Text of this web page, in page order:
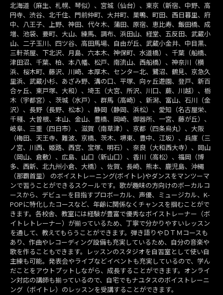
北海道（麻生、札幌、琴似）、宮城（仙台）、東京（新宿、中野、高
円寺、渋谷、北千住、門前仲町、大井町、巣鴨、町田、西日暮里、府
中、八王子、上野、神田、代々木、蒲田、原宿、恵比寿、飯田橋、成
増、池袋、要町、大山、練馬、調布、浜田山、経堂、五反田、武蔵小
山、二子玉川、四ツ谷、高田馬場、自由が丘、武蔵小金井、中目黒、
三軒茶屋、下北沢、月島、六本木、神保町、水道橋）、千葉（船橋、
津田沼、千葉、柏、本八幡、松戸、南流山、西船橋）、神奈川（横
浜、桜木町、藤沢、川崎、本厚木、センター北、鷺沼、鶴見、京急久
里浜、武蔵小杉、あざみ野、溝の口、平塚、向ヶ丘遊園、登戸、新百
合ヶ丘、東戸塚、大和）、埼玉（大宮、所沢、川口、蕨、川越）、栃
木（宇都宮）、茨城（水戸）、群馬（高崎）、新潟、富山、石川（金
沢）、長野（長野、松本）、静岡（静岡、浜松）、愛知（名古屋栄、
千種、大曽根、本山、金山、豊橋、岡崎、御器所、一宮、藤が丘）、
岐阜、三重（四日市）、滋賀（南草津）、京都（四条烏丸）、大阪
（梅田、天王寺、難波、京橋、茨木、堺東、豊中、江坂）、兵庫（三
ノ宮、川西、姫路、西宮、宝塚、明石）、奈良（大和西大寺）、岡山
（岡山、倉敷）、広島、山口（新山口）、香川（高松）、福岡（博
多、西新、北九州小倉、大橋）、佐賀、長崎、熊本、鹿児島、沖縄
（那覇首里） のボイストレーニング(ボイトレ)やダンスをマンツーマ
ンで習うことができるスクールです。歌が趣味の方向けのボーカルコ
ースから、デビューを目指すプロボーカル、声優、ミュージカル、K-
POPに特化したコースなど、年齢に関係なくチャンスを掴むことがで
きます。各校舎、教室には経験が豊富で優秀なボイストレーナー（ボ
イトレトレーナー）が揃っているため、丁寧で分かりやすいレッスン
を通して、教えてもらうことができます。弾き語りやＤＴＭコースも
あり、作曲やレコーディング設備も充実しているため、自分の音楽や
歌を作ることもできます。レッスンのスタジオを自習室として使い自
主練も可能。発表会やライブなどイベントも充実しているので、学ん
だことをアウトプットしながら、成長することができます。オンライ
ン対応の講師も揃っているので、自宅でもナユタスのボイストレーニ
ング（ボイトレ）のレッスンを受講することができます。